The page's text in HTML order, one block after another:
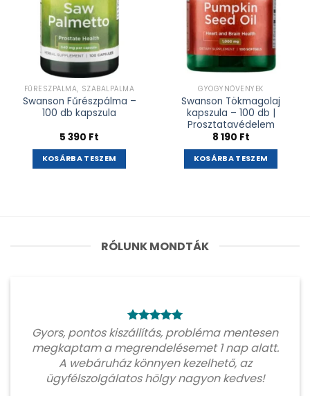
FŰRÉSZPÁLMA, SZABALPÁLMA
Swanson Fűrészpálma –
100 db kapszula
5 390 Ft
KOSÁRBA TESZEM
GYÓGYNÖVÉNYEK
Swanson Tökmagolaj
kapszula – 100 db |
Prosztatavédelem
8 190 Ft
KOSÁRBA TESZEM
RÓLUNK MONDTÁK
Gyors, pontos kiszállítás, probléma mentesen
megkaptam a megrendelésemet 1 nap alatt.
A webáruház könnyen kezelhető, az
ügyfélszolgálatos hölgy nagyon kedves!